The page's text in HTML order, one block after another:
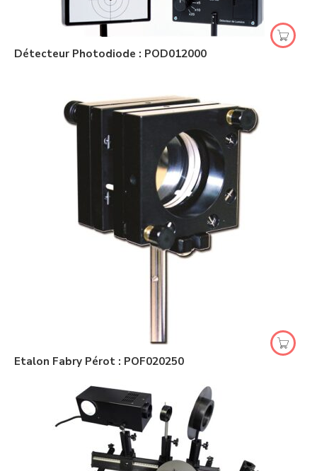
Détecteur Photodiode : POD012000
Etalon Fabry Pérot : POF020250